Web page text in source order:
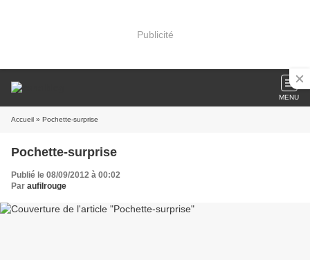
Publicité
MENU
Accueil » Pochette-surprise
Pochette-surprise
Publié le 08/09/2012 à 00:02
Par aufilrouge